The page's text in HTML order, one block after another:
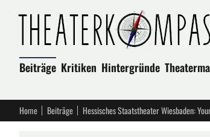
Beiträge Kritiken Hintergründe
Home Beiträge Hessisches Staatstheater Wiesbaden: